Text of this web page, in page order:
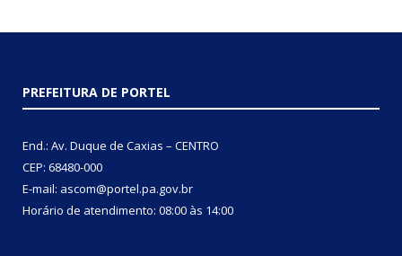
PREFEITURA DE PORTEL
End.: Av. Duque de Caxias – CENTRO
CEP: 68480-000
E-mail: ascom@portel.pa.gov.br
Horário de atendimento: 08:00 às 14:00